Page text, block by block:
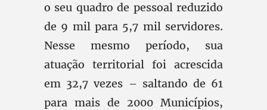
o seu quadro de pessoal reduzido
de 9 mil para 5,7 mil servidores.
Nesse mesmo período, sua
atuação territorial foi acrescida
em 32,7 vezes – saltando de 61
para mais de 2000 Municípios,